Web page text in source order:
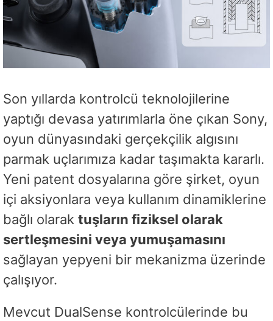
Son yıllarda kontrolcü teknolojilerine
yaptığı devasa yatırımlarla öne çıkan Sony,
oyun dünyasındaki gerçekçilik algısını
parmak uçlarımıza kadar taşımakta kararlı.
Yeni patent dosyalarına göre şirket, oyun
içi aksiyonlara veya kullanım dinamiklerine
bağlı olarak tuşların fiziksel olarak
sertleşmesini veya yumuşamasını
sağlayan yepyeni bir mekanizma üzerinde
çalışıyor.
Mevcut DualSense kontrolcülerinde bu